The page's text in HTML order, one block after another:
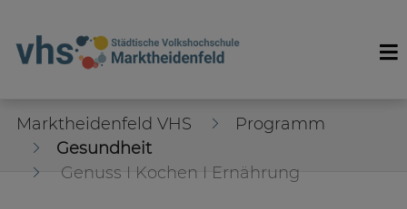
Marktheidenfeld VHS
Programm
Gesundheit
Genuss I Kochen I Ernährung